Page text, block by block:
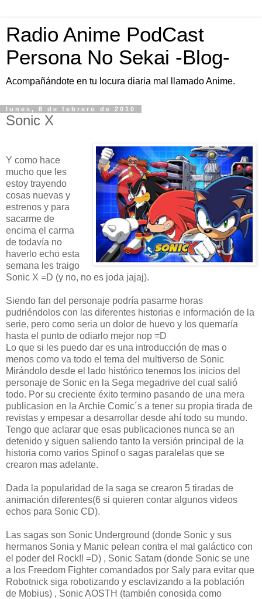
Radio Anime PodCast
Persona No Sekai -Blog-
Acompañándote en tu locura diaria mal llamado Anime.
lunes, 8 de febrero de 2010
Sonic X
Y como hace
mucho que les
estoy trayendo
cosas nuevas y
estrenos y para
sacarme de
encima el carma
de todavía no
haverlo echo esta
semana les traigo
Sonic X =D (y no, no es joda jajaj).
Siendo fan del personaje podría pasarme horas
pudriéndolos con las diferentes historias e información de la
serie, pero como seria un dolor de huevo y los quemaría
hasta el punto de odiarlo mejor nop =D
Lo que si les puedo dar es una introducción de mas o
menos como va todo el tema del multiverso de Sonic
Mirándolo desde el lado histórico tenemos los inicios del
personaje de Sonic en la Sega megadrive del cual salió
todo. Por su creciente éxito termino pasando de una mera
publicasion en la Archie Comic´s a tener su propia tirada de
revistas y empesar a desarrollar desde ahí todo su mundo.
Tengo que aclarar que esas publicaciones nunca se an
detenido y siguen saliendo tanto la versión principal de la
historia como varios Spinof o sagas paralelas que se
crearon mas adelante.
Dada la popularidad de la saga se crearon 5 tiradas de
animación diferentes(6 si quieren contar algunos videos
echos para Sonic CD).
Las sagas son Sonic Underground (donde Sonic y sus
hermanos Sonia y Manic pelean contra el mal galáctico con
el poder del Rock!! =D) , Sonic Satam (donde Sonic se une
a los Freedom Fighter comandados por Saly para evitar que
Robotnick siga robotizando y esclavizando a la población
de Mobius) , Sonic AOSTH (también conosida como